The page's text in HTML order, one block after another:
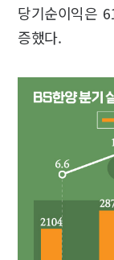
당기순이익은
증했다.